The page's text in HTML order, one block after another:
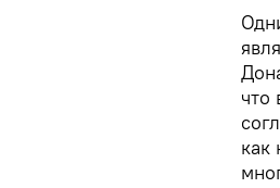
что
как